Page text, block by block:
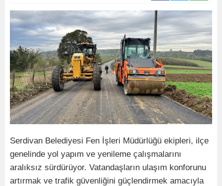
Serdivan Belediyesi Fen İşleri Müdürlüğü ekipleri, ilçe
genelinde yol yapım ve yenileme çalışmalarını
aralıksız sürdürüyor. Vatandaşların ulaşım konforunu
artırmak ve trafik güvenliğini güçlendirmek amacıyla